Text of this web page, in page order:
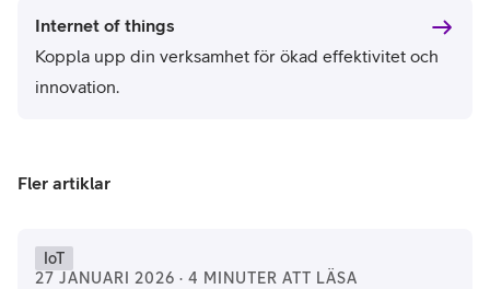
Internet of things
Koppla upp din verksamhet för ökad effektivitet och
innovation.
Fler artiklar
IoT
27 JANUARI 2026 · 4 MINUTER ATT LÄSA